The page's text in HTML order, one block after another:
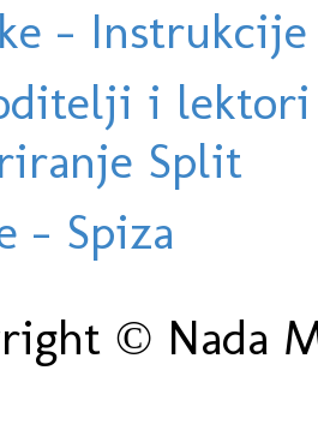
-
i
Split
- Spiza
© Nada